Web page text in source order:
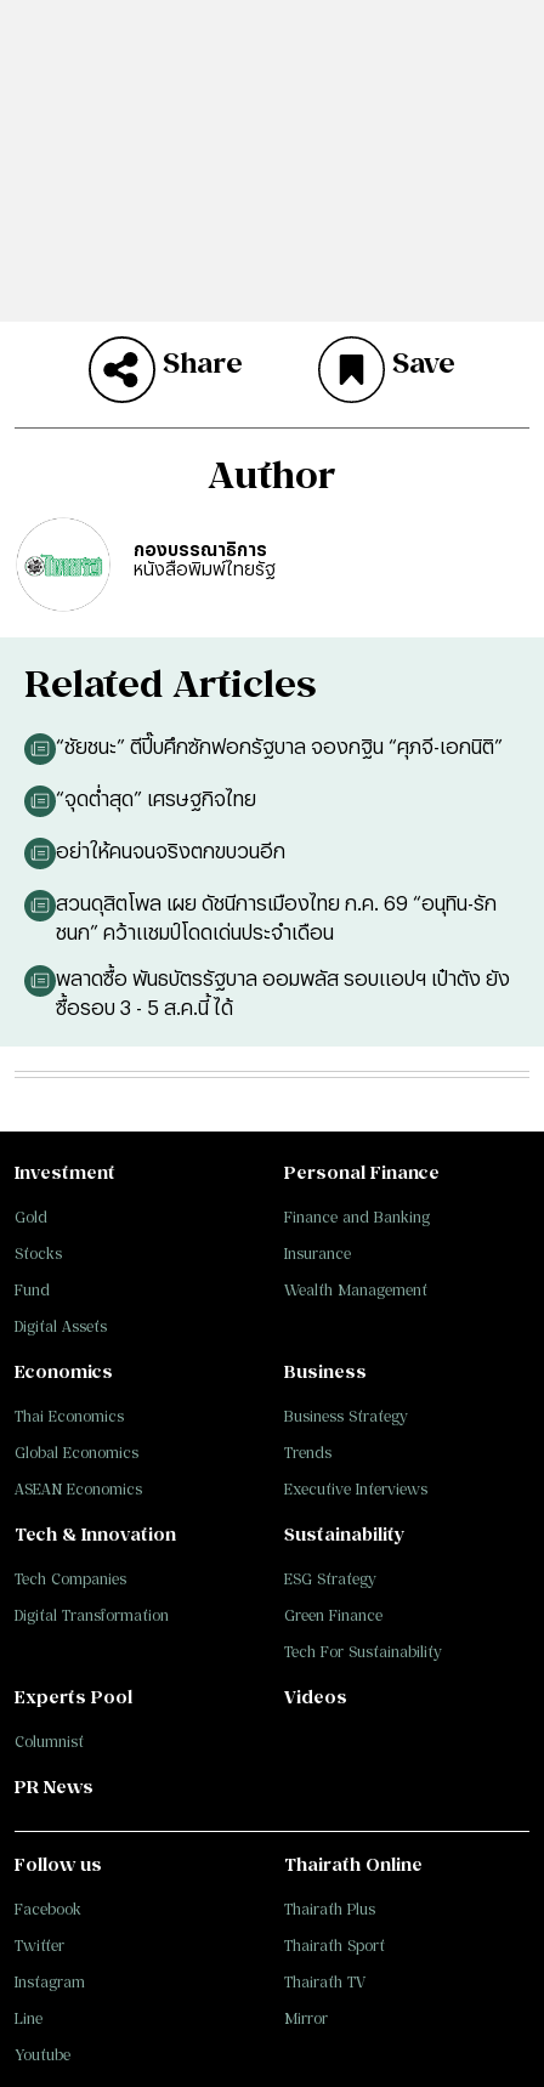
Share Save
Author
กองบรรณาธิการ
หนังสือพิมพ์ไทยรัฐ
Related Articles
“ชัยชนะ” ตีปี๊บศึกซักฟอกรัฐบาล จองกฐิน “ศุภจี-เอกนิติ”
“จุดต่ำสุด” เศรษฐกิจไทย
อย่าให้คนจนจริงตกขบวนอีก
สวนดุสิตโพล เผย ดัชนีการเมืองไทย ก.ค. 69 “อนุทิน-รัก
ชนก” คว้าแชมป์โดดเด่นประจำเดือน
พลาดซื้อ พันธบัตรรัฐบาล ออมพลัส รอบแอปฯ เป๋าตัง ยัง
ซื้อรอบ 3 - 5 ส.ค.นี้ ได้
Investment
Gold
Stocks
Fund
Digital Assets
Personal Finance
Finance and Banking
Insurance
Wealth Management
Business
Business Strategy
Trends
Executive Interviews
Tech & Innovation
Tech Companies
Digital Transformation
Sustainability
ESG Strategy
Green Finance
Tech For Sustainability
Economics
Thai Economics
Global Economics
ASEAN Economics
Experts Pool
Columnist
Videos
PR News
Follow us
Facebook
Twitter
Instagram
Line
Youtube
Thairath Online
Thairath Plus
Thairath Sport
Thairath TV
Mirror